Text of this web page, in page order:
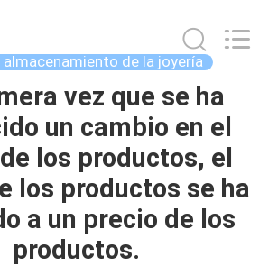
almacenamiento de la joyería
vez que se ha
un cambio en el
los productos, el
los productos se ha
a un precio de los
productos.